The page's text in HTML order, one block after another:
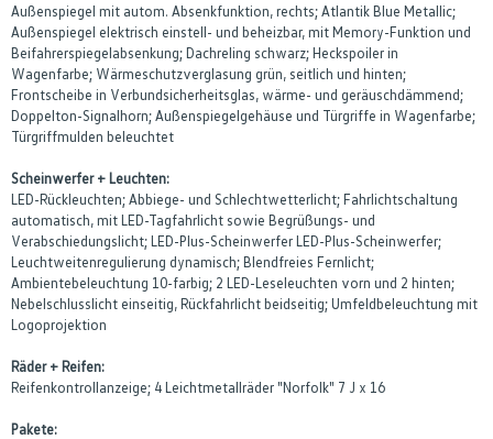
Außenspiegel mit autom. Absenkfunktion, rechts; Atlantik Blue Metallic;
Außenspiegel elektrisch einstell- und beheizbar, mit Memory-Funktion und
Beifahrerspiegelabsenkung; Dachreling schwarz; Heckspoiler in
Wagenfarbe; Wärmeschutzverglasung grün, seitlich und hinten;
Frontscheibe in Verbundsicherheitsglas, wärme- und geräuschdämmend;
Doppelton-Signalhorn; Außenspiegelgehäuse und Türgriffe in Wagenfarbe;
Türgriffmulden beleuchtet
Scheinwerfer + Leuchten:
LED-Rückleuchten; Abbiege- und Schlechtwetterlicht; Fahrlichtschaltung
automatisch, mit LED-Tagfahrlicht sowie Begrüßungs- und
Verabschiedungslicht; LED-Plus-Scheinwerfer LED-Plus-Scheinwerfer;
Leuchtweitenregulierung dynamisch; Blendfreies Fernlicht;
Ambientebeleuchtung 10-farbig; 2 LED-Leseleuchten vorn und 2 hinten;
Nebelschlusslicht einseitig, Rückfahrlicht beidseitig; Umfeldbeleuchtung mit
Logoprojektion
Räder + Reifen:
Reifenkontrollanzeige; 4 Leichtmetallräder "Norfolk" 7 J x 16
Pakete: